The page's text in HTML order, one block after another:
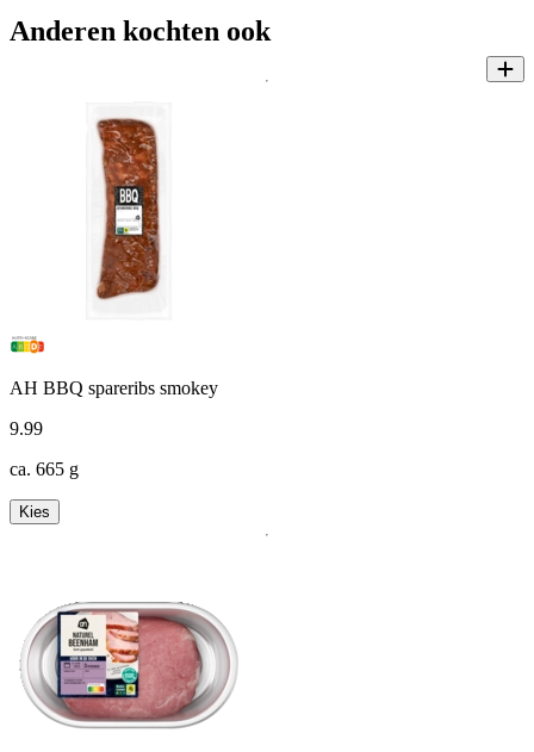
Anderen kochten ook
AH BBQ spareribs smokey
9.99
ca. 665 g
Kies